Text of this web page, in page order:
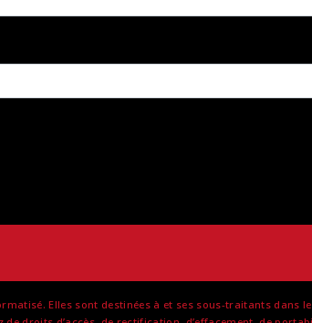
Elles sont destinées à et ses sous-traitants dans